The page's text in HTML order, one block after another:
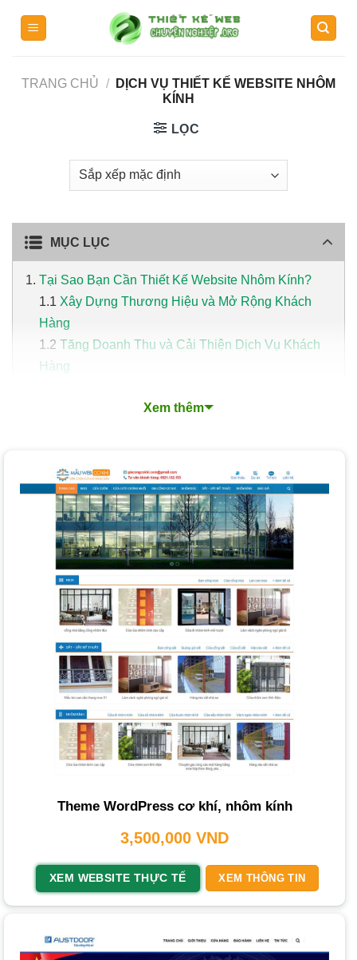
TRANG CHỦ /
DỊCH VỤ THIẾT KẾ WEBSITE NHÔM
KÍNH
LỌC
MỤC LỤC
Tại Sao Bạn Cần Thiết Kế Website Nhôm Kính?
Xây Dựng Thương Hiệu và Mở Rộng Khách
Hàng
Tăng Doanh Thu và Cải Thiện Dịch Vụ Khách
Hàng
Những Tính Năng Cần Có Của Một Website Nhôm
Dùng
Hiển Thị Sản Phẩm Đa Dạng và Chi Tiết
Tính Năng Chuẩn SEO
Hệ Thống Quản Lý Đơn Hàng và Khách Hàng
Tích Hợp Mạng Xã Hội và Hỗ Trợ Trực Tuyến
Xu Hướng Thiết Kế Website Nhôm Kính Nổi Bật
Thiết Kế Tối Giản (Minimalism)
Tương Thích Di Động (Mobile-First Design)
Tối Ưu Hóa Tốc Độ Tải Trang
Sử Dụng Hình Ảnh và Video Chất Lượng Cao
Quy Trình Thiết Kế Website Nhôm Kính Chuyên
Nghiệp
Các Loại Dịch Vụ Thiết Kế Website Nhôm Kính Tại
PhucT Digital
Làm Thế Nào để Chọn Dịch Vụ Thiết Kế Website
Nhôm Kính Phù Hợp?
Tại Sao Nên Thiết Kế Website Nhôm Kính Tại PhucT
Digital?
Kính
Xem thêm
Theme WordPress cơ khí, nhôm kính
3,500,000 VND
XEM WEBSITE THỰC TẾ XEM THÔNG TIN